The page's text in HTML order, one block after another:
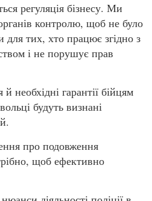
регуляція бізнесу. Ми
контролю, щоб не було
для тих, хто працює згідно з
і не порушує прав
необхідні гарантії бійцям
будуть визнані
про подовження
щоб ефективно